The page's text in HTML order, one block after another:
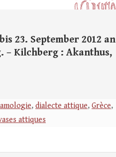
23. September 2012 an
– Kilchberg : Akanthus,
, dialecte attique, Grèce,
attiques